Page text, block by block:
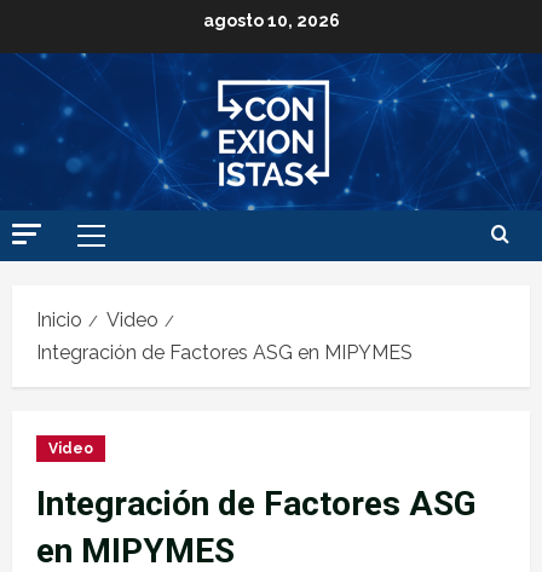
agosto 10, 2026
Inicio
Video
Integración de Factores ASG en MIPYMES
Video
Integración de Factores ASG
en MIPYMES